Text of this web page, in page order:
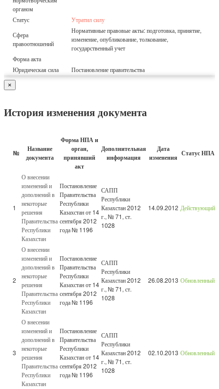
органом
Статус
Утратил силу
Сфера
правоотношений
Нормативные правовые акты: подготовка, принятие,
изменение, опубликование, толкование,
государственный учет
Форма акта
Юридическая сила
Постановление правительства
×
История изменения документа
№
Название
документа
Форма НПА и
орган,
принявший
акт
Дополнительная
информация
Дата
изменения Статус НПА
1
О внесении
изменений и
дополнений в
некоторые
решения
Правительства
Республики
Казахстан
Постановление
Правительства
Республики
Казахстан от 14
сентября 2012
года № 1196
САПП
Республики
Казахстан 2012
г., № 71, ст.
1028
14.09.2012 Действующий
2
О внесении
изменений и
дополнений в
некоторые
решения
Правительства
Республики
Казахстан
Постановление
Правительства
Республики
Казахстан от 14
сентября 2012
года № 1196
САПП
Республики
Казахстан 2012
г., № 71, ст.
1028
26.08.2013 Обновленный
3
О внесении
изменений и
дополнений в
некоторые
решения
Правительства
Республики
Казахстан
Постановление
Правительства
Республики
Казахстан от 14
сентября 2012
года № 1196
САПП
Республики
Казахстан 2012
г., № 71, ст.
1028
02.10.2013 Обновленный